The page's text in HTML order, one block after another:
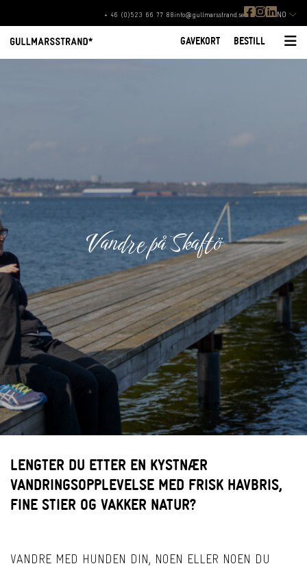
+ 46 (0)523 66 77 88 info@gullmarsstrand.se NO
GAVEKORT BESTILL
Vandre på Skaftö
LENGTER DU ETTER EN KYSTNÆR
VANDRINGSOPPLEVELSE MED FRISK HAVBRIS,
FINE STIER OG VAKKER NATUR?
VANDRE MED HUNDEN DIN, NOEN ELLER NOEN DU